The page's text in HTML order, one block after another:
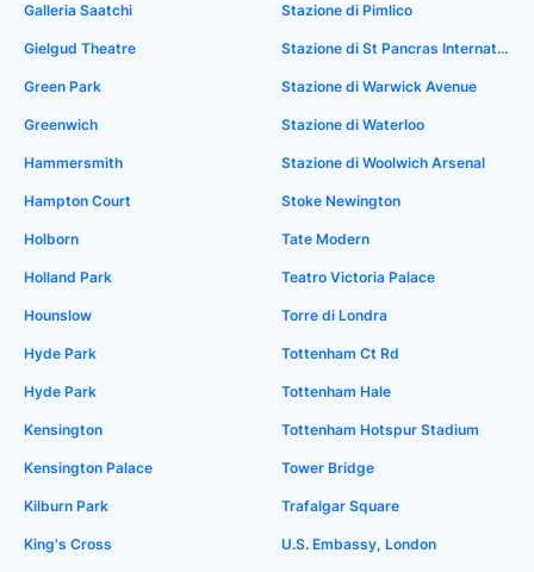
Galleria Saatchi
Gielgud Theatre
Green Park
Greenwich
Hammersmith
Hampton Court
Holborn
Holland Park
Hounslow
Hyde Park
Hyde Park
Kensington
Kensington Palace
Kilburn Park
King's Cross
Stazione di Pimlico
Stazione di St Pancras International
Stazione di Warwick Avenue
Stazione di Waterloo
Stazione di Woolwich Arsenal
Stoke Newington
Tate Modern
Teatro Victoria Palace
Torre di Londra
Tottenham Ct Rd
Tottenham Hale
Tottenham Hotspur Stadium
Tower Bridge
Trafalgar Square
U.S. Embassy, London